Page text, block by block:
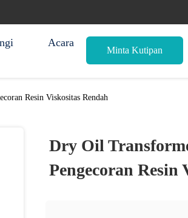
Acara
Minta Kutipan
Resin Viskositas Rendah
Dry Oil
Pengecoran Resin